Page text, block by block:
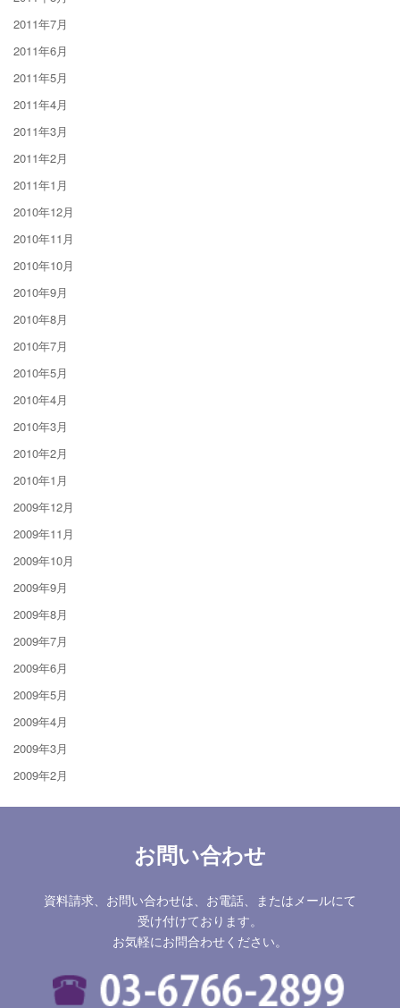
2011年7月
2011年6月
2011年5月
2011年4月
2011年3月
2011年2月
2011年1月
2010年12月
2010年11月
2010年10月
2010年9月
2010年8月
2010年7月
2010年5月
2010年4月
2010年3月
2010年2月
2010年1月
2009年12月
2009年11月
2009年10月
2009年9月
2009年8月
2009年7月
2009年6月
2009年5月
2009年4月
2009年3月
2009年2月
お問い合わせ
資料請求、お問い合わせは、お電話、またはメールにて
受け付けております。
お気軽にお問合わせください。